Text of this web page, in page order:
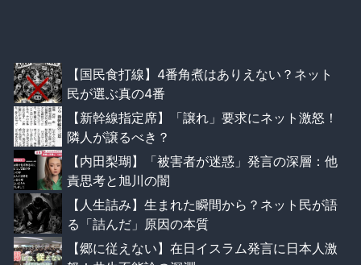
【国民食打線】4番角煮はありえない？ネット
民が選ぶ真の4番
【新幹線指定席】「譲れ」要求にネット激怒！
隣人が譲るべき？
【内田梨瑚】「被害者が迷惑」発言の深層：他
責思考と旭川の闇
【人生詰み】生まれた瞬間から？ネット民が語
る「詰んだ」原因の本質
【郷に従えない】在日イスラム発言に日本人激